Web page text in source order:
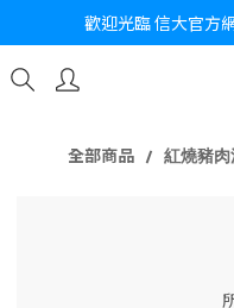
歡迎光臨 信大官方
全部商品 紅燒豬